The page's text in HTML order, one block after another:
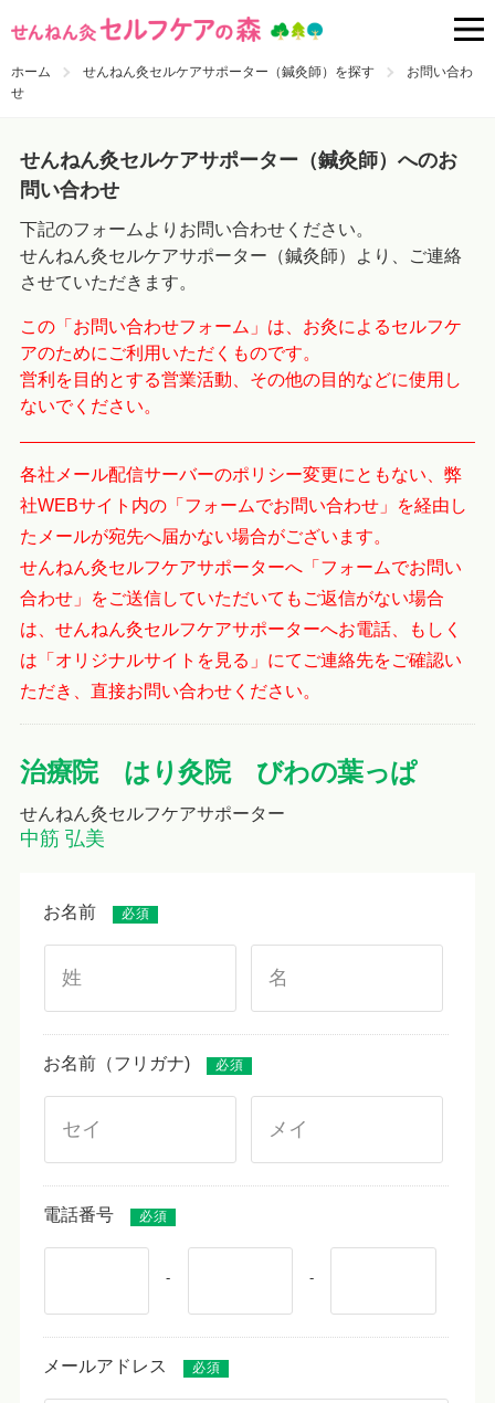
ホーム せんねん灸セルケアサポーター（鍼灸師）を探す
お問い合わ
せ
せんねん灸セルケアサポーター（鍼灸師）へのお
問い合わせ
下記のフォームよりお問い合わせください。
せんねん灸セルケアサポーター（鍼灸師）より、ご連絡
させていただきます。
この「お問い合わせフォーム」は、お灸によるセルフケ
アのためにご利用いただくものです。
営利を目的とする営業活動、その他の目的などに使用し
ないでください。
各社メール配信サーバーのポリシー変更にともない、弊
社WEBサイト内の「フォームでお問い合わせ」を経由し
たメールが宛先へ届かない場合がございます。
せんねん灸セルフケアサポーターへ「フォームでお問い
合わせ」をご送信していただいてもご返信がない場合
は、せんねん灸セルフケアサポーターへお電話、もしく
は「オリジナルサイトを見る」にてご連絡先をご確認い
ただき、直接お問い合わせください。
治療院 はり灸院 びわの葉っぱ
せんねん灸セルフケアサポーター
中筋 弘美
お名前 必須
お名前（フリガナ) 必須
電話番号 必須
- -
メールアドレス 必須